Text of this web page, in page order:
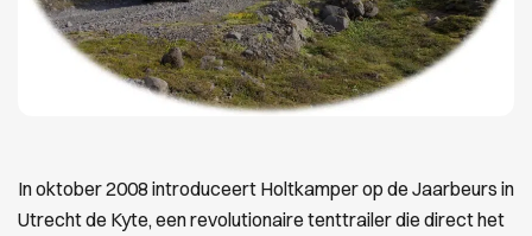
In oktober 2008 introduceert Holtkamper op de Jaarbeurs in
Utrecht de Kyte, een revolutionaire tenttrailer die direct het